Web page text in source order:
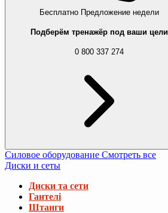
Бесплатно Предложение недели
Подберём тренажёр под ваши цели
0 800 337 274
Силовое оборудование Смотреть все
Диски и сеты
Диски та сети
Гантелі
Штанги